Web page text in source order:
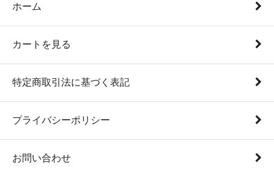
ホーム
カートを見る
特定商取引法に基づく表記
プライバシーポリシー
お問い合わせ